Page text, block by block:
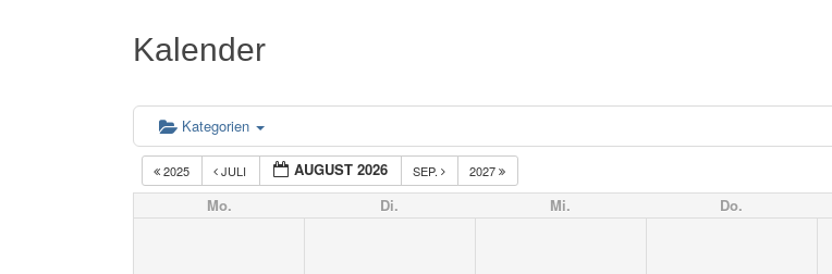
Kalender
Kategorien
2025 JULI AUGUST 2026 SEP. 2027
Mo. Di. Mi. Do.